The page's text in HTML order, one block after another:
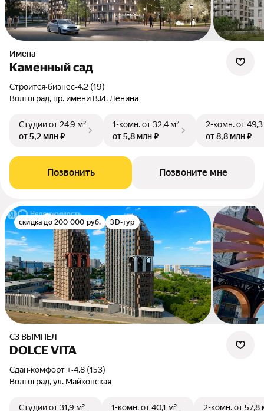
Имена
Каменный сад
Строится•бизнес•4.2 (19)
Волгоград, пр. имени В.И. Ленина
Студииот 24,9 м²
от 5,2 млн ₽
1-комн.от 32,4 м²
от 5,8 млн ₽
2-комн.от
от 8,8 млн ₽
Позвонить Позвоните мне
скидка до 200 000 руб. 3D-тур
СЗ ВЫМПЕЛ
DOLCE VITA
Сдан•комфорт +•4.8 (153)
Волгоград, ул. Майкопская
Студииот 31,9 м²
1-комн.от 40,1 м²
2-комн.от 57,8